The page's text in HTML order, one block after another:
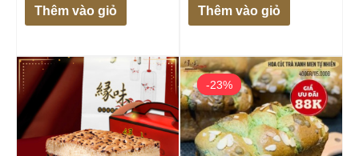
Thêm vào giỏ Thêm vào giỏ
-23%
-23%
Giá
gốc
là:
115,000₫.
Giá
hiện
tại
là:
88,000₫.